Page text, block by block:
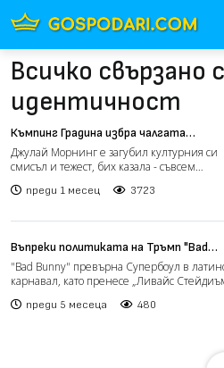
Всичко свързано
идентичност
Къмпинг Градина избра чалгата
(Коментарът на редактора)
Джулай Морнинг е загубил културния си
смисъл и тежест, бих казала - съвсем
преди 1 месец 3723
Въпреки политиката на Тръмп "Bad
Bunny" превърна Супербоул в място
за единство (видео)
"Bad Bunny" превърна Супербоул в
карнавал, като пренесе „Ливайс
преди 5 месеца 480